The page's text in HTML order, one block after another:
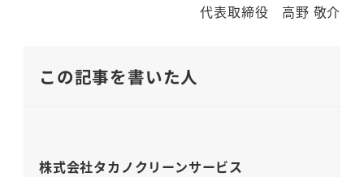
代表取締役 高野 敬介
この記事を書いた人
株式会社タカノクリーンサービス